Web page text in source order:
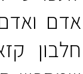
אדם
חלבון